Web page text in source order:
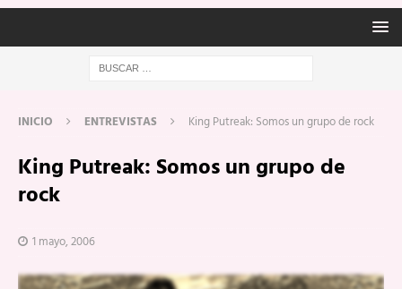
INICIO ENTREVISTAS King Putreak: Somos un grupo de rock
King Putreak: Somos un grupo de
rock
1 mayo, 2006